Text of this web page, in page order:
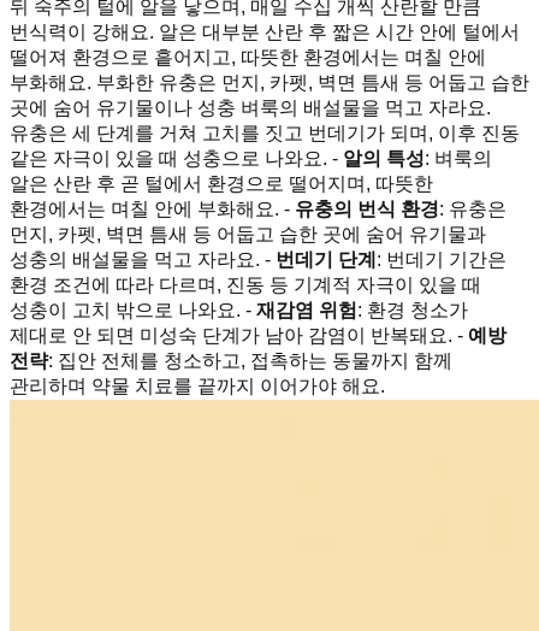
뒤 숙주의 털에 알을 낳으며, 매일 수십 개씩 산란할 만큼
번식력이 강해요. 알은 대부분 산란 후 짧은 시간 안에 털에서
떨어져 환경으로 흩어지고, 따뜻한 환경에서는 며칠 안에
부화해요. 부화한 유충은 먼지, 카펫, 벽면 틈새 등 어둡고 습한
곳에 숨어 유기물이나 성충 벼룩의 배설물을 먹고 자라요.
유충은 세 단계를 거쳐 고치를 짓고 번데기가 되며, 이후 진동
같은 자극이 있을 때 성충으로 나와요. - 알의 특성: 벼룩의
알은 산란 후 곧 털에서 환경으로 떨어지며, 따뜻한
환경에서는 며칠 안에 부화해요. - 유충의 번식 환경: 유충은
먼지, 카펫, 벽면 틈새 등 어둡고 습한 곳에 숨어 유기물과
성충의 배설물을 먹고 자라요. - 번데기 단계 : 번데기 기간은
환경 조건에 따라 다르며, 진동 등 기계적 자극이 있을 때
성충이 고치 밖으로 나와요. - 재감염 위험 : 환경 청소가
제대로 안 되면 미성숙 단계가 남아 감염이 반복돼요. - 예방
전략: 집안 전체를 청소하고, 접촉하는 동물까지 함께
관리하며 약물 치료를 끝까지 이어가야 해요.